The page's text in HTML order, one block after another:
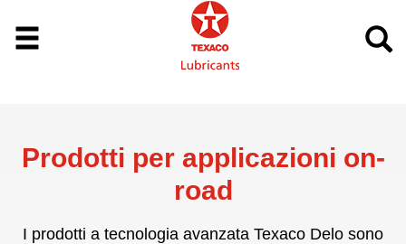
Prodotti per applicazioni on-
road
I prodotti a tecnologia avanzata Texaco Delo sono